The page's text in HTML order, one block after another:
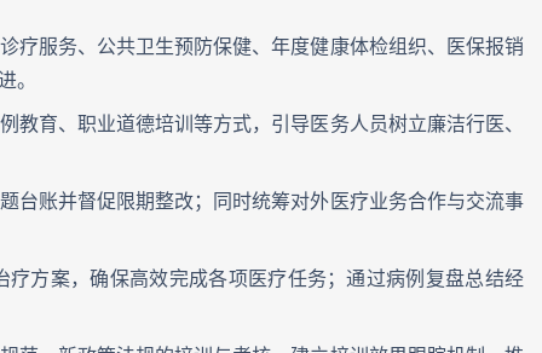
疗服务、公共卫生预防保健、年度健康体检组织、医保报销
。
育、职业道德培训等方式，引导医务人员树立廉洁行医、
台账并督促限期整改；同时统筹对外医疗业务合作与交流事
方案，确保高效完成各项医疗任务；通过病例复盘总结经